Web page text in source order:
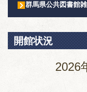
群馬県公共図書館
開館状況
2026